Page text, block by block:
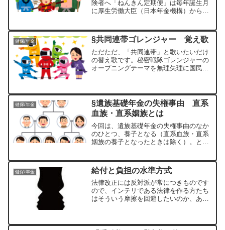
険者へ「ねんきん定期便」は毎年誕生月
に厚生労働大臣（日本年金機構）から被
が、次の３つの年齢の誕生月の時だけ、
特別に今までの全ての期間の...
健保/年金 §共同連帯ゴレンジャー 覚え歌
ただただ、「共同連帯」と歌いたいだけ
の替え歌です。秘密戦隊ゴレンジャーの
オープニングテーマを無理矢理に国民年
い空黄色い砂塵 うずまく街にピンクの頬
の ５人の戦士吹かせ...
健保/年金
§遺族基礎年金の失権事由 直系
血族・直系姻族とは
今回は、遺族基礎年金の失権事由のなか
のひとつ、養子となる（直系血族・直系
姻族の養子となったときは除く）。とい
（1.2.）をサラッと（読み飛ばしてもOK
です）見ます。配偶者...
健保/年金 給付と負担の水準方式
法律改正には反対派が常につきものです
ので、インテリである法律を作る方たち
はそういう摩擦を回避したいのか、ある
にも配慮して言葉遊びで「煙に巻く」